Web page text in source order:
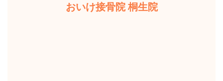
おいけ接骨院 桐生院